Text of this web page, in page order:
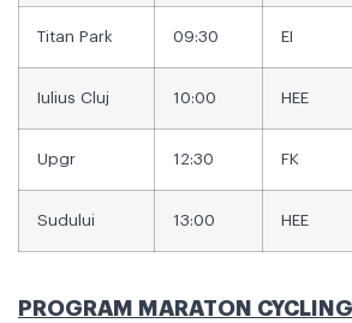
Titan Park 09:30 EI
Iulius Cluj 10:00 HEE
Upgr 12:30 FK
Sudului 13:00 HEE
PROGRAM MARATON